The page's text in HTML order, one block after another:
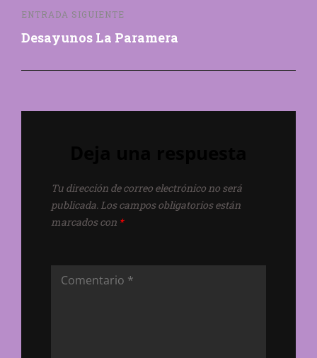
ENTRADA SIGUIENTE
Desayunos La Paramera
Tu dirección de correo electrónico no será
publicada. Los campos obligatorios están
marcados con *